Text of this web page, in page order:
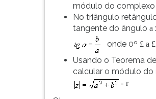
módulo do
No triângulo
tangente do ângulo a :
onde 0º £ a £
Usando o Teorema
calcular o módulo do
= r